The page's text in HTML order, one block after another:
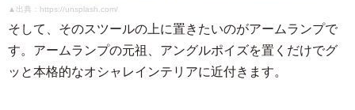
▲出典：https://unsplash.com/
そして、そのスツールの上に置きたいのがアームランプで
す。アームランプの元祖、アングルポイズを置くだけでグ
ッと本格的なオシャレインテリアに近付きます。